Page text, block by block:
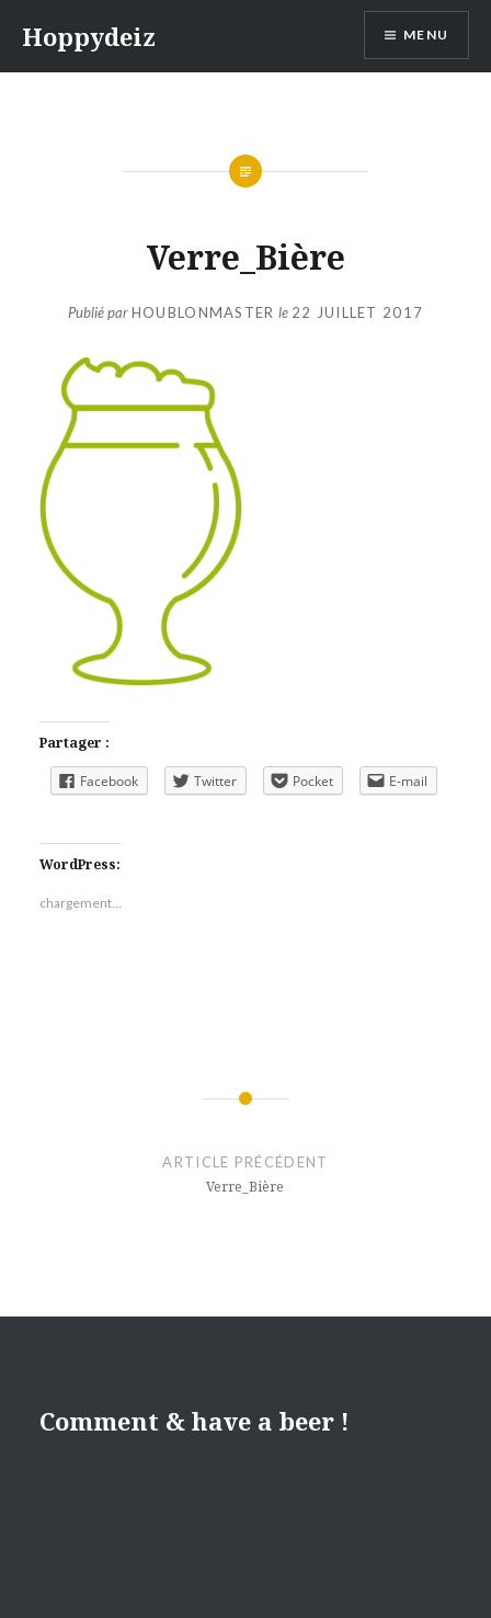
contenu
Hoppydeiz MENU
Verre_Bière
Publié parHOUBLONMASTER le 22 JUILLET 2017
Partager :
Facebook Twitter Pocket E-mail
WordPress:
chargement…
ARTICLE PRÉCÉDENT
Verre_Bière
Comment & have a beer !